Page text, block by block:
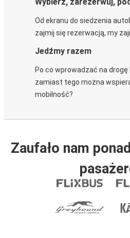
Od ekranu do siedzenia
zajmij się rezerwacją, my
Jedźmy razem
Po co wprowadzać na
zamiast tego można
mobilność?
Zaufało nam